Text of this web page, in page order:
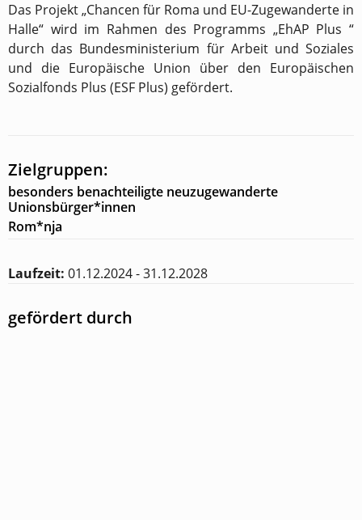
Das Projekt „Chancen für Roma und EU-Zugewanderte in
Halle“ wird im Rahmen des Programms „EhAP Plus “
durch das Bundesministerium für Arbeit und Soziales
und die Europäische Union über den Europäischen
Sozialfonds Plus (ESF Plus) gefördert.
Zielgruppen:
besonders benachteiligte neuzugewanderte
Unionsbürger*innen
Rom*nja
Laufzeit: 01.12.2024 - 31.12.2028
gefördert durch